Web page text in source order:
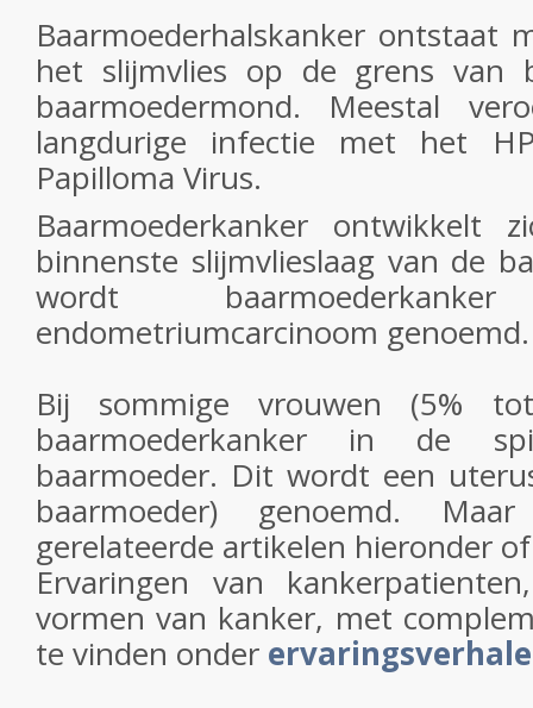
Baarmoederhalskanker ontstaat
het slijmvlies op de grens van
baarmoedermond. Meestal
langdurige infectie met het
Papilloma Virus.
Baarmoederkanker ontwikkelt
binnenste slijmvlieslaag van de
wordt
endometriumcarcinoom genoemd.
Bij sommige vrouwen (5%
baarmoederkanker in de
baarmoeder. Dit wordt een
baarmoeder) genoemd.
gerelateerde artikelen hieronder
Ervaringen van
vormen van kanker, met
te vinden onder